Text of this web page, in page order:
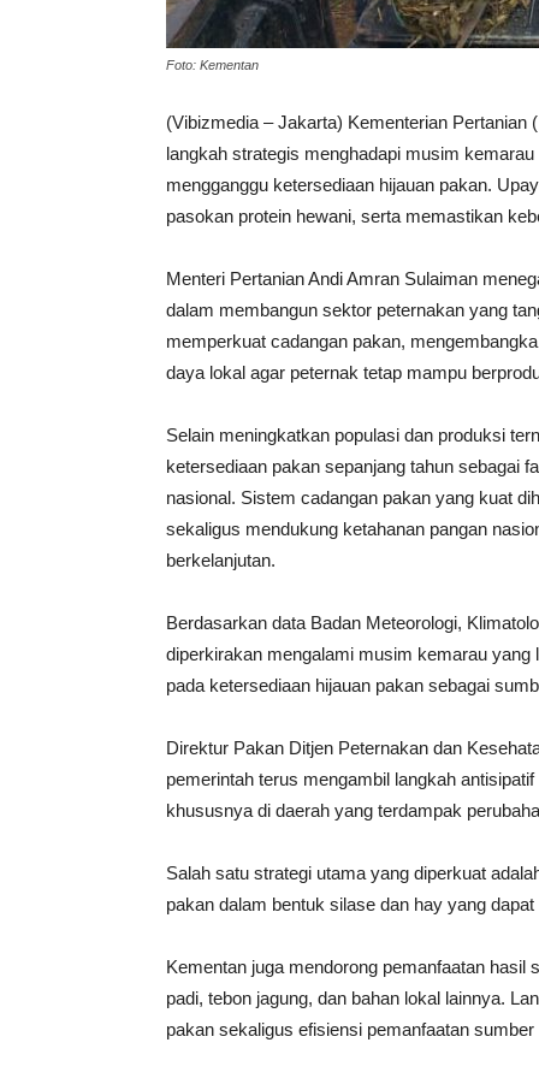
Foto: Kementan
(Vibizmedia – Jakarta) Kementerian
langkah strategis menghadapi musim
mengganggu ketersediaan hijauan pakan.
pasokan protein hewani, serta memastikan
Menteri Pertanian Andi Amran Sulaiman
dalam membangun sektor peternakan yang
memperkuat cadangan pakan,
daya lokal agar peternak tetap mampu
Selain meningkatkan populasi dan produksi
ketersediaan pakan sepanjang tahun sebagai
nasional. Sistem cadangan pakan yang kuat
sekaligus mendukung ketahanan pangan
berkelanjutan.
Berdasarkan data Badan Meteorologi,
diperkirakan mengalami musim kemarau
pada ketersediaan hijauan pakan sebagai
Direktur Pakan Ditjen Peternakan dan
pemerintah terus mengambil langkah
khususnya di daerah yang terdampak
Salah satu strategi utama yang diperkuat
pakan dalam bentuk silase dan hay yang
Kementan juga mendorong pemanfaatan hasil
padi, tebon jagung, dan bahan lokal lainnya.
pakan sekaligus efisiensi pemanfaatan